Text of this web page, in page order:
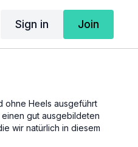
Sign in Join
ohne Heels ausgeführt
gut ausgebildeten
wir natürlich in diesem